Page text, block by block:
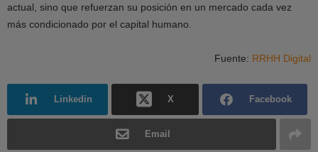
actual, sino que refuerzan su posición en un mercado cada vez
más condicionado por el capital humano.
Fuente: RRHH Digital
Linkedin X Facebook
Email